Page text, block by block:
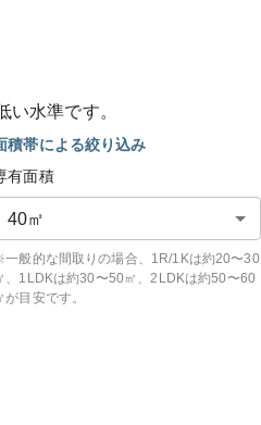
い水準です。
積帯による絞り込み
有面積
40㎡
般的な間取りの場合、1R/1Kは約20〜30
、1LDKは約30〜50㎡、2LDKは約50〜60
が目安です。